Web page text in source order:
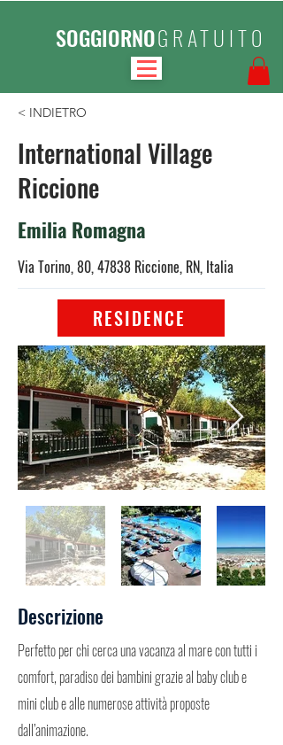
SOGGIORNOGRATUITO
< INDIETRO
International Village
Riccione
Emilia Romagna
Via Torino, 80, 47838 Riccione, RN, Italia
RESIDENCE
Descrizione
Perfetto per chi cerca una vacanza al mare con tutti i
comfort, paradiso dei bambini grazie al baby club e
mini club e alle numerose attività proposte
dall’animazione.